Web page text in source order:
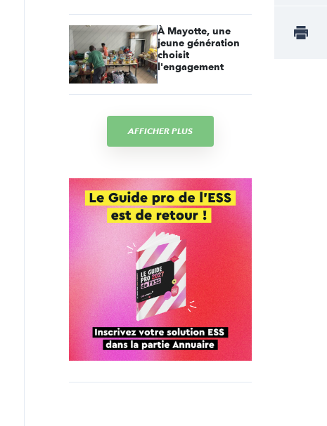
À Mayotte, une
jeune génération
choisit
l'engagement
AFFICHER PLUS